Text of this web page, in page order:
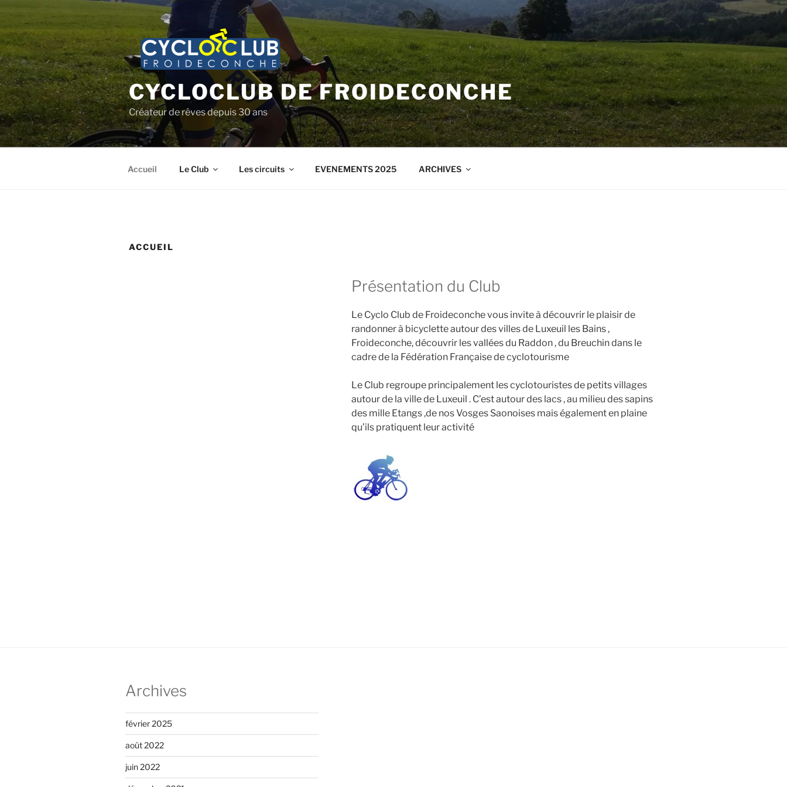
contenu
principal
CYCLOCLUB DE FROIDECONCHE
Créateur de rêves depuis 30 ans
Accueil Le Club Les circuits EVENEMENTS 2025 ARCHIVES
ACCUEIL
Présentation du Club
Le Cyclo Club de Froideconche vous invite à découvrir le plaisir de
randonner à bicyclette autour des villes de Luxeuil les Bains ,
Froideconche, découvrir les vallées du Raddon , du Breuchin dans le
cadre de la Fédération Française de cyclotourisme
Le Club regroupe principalement les cyclotouristes de petits villages
autour de la ville de Luxeuil . C’est autour des lacs , au milieu des sapins
des mille Etangs ,de nos Vosges Saonoises mais également en plaine
qu’ils pratiquent leur activité
Archives
février 2025
août 2022
juin 2022